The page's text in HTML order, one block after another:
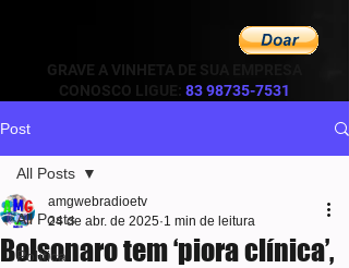
GRAVE A VINHETA DE SUA EMPRESA
CONOSCO LIGUE:
83 98735-7531
Post
All Posts
Política
All Posts
Bolsonaro tem ‘piora clínica’,
amgwebradioetv
24 de abr. de 2025 1 min de leitura